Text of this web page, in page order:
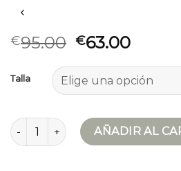
€95.00 €63.00
Talla
chaqueta de moto hombre
AÑADIR AL